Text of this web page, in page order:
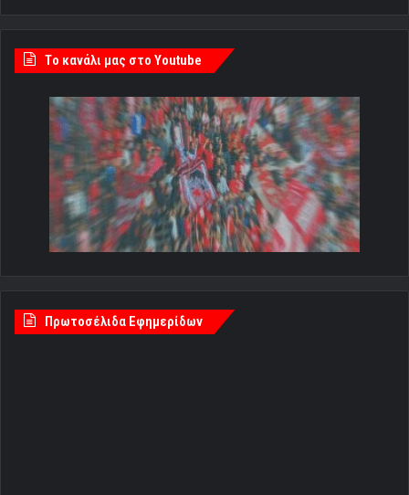
Tο κανάλι μας στο Youtube
Πρωτοσέλιδα Εφημερίδων